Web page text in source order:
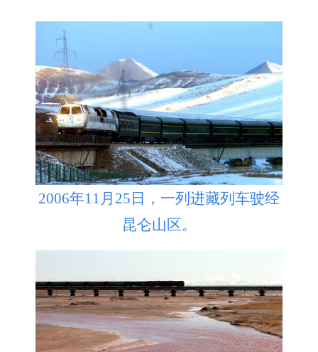
2006年11月25日，一列进藏列车驶经
昆仑山区。